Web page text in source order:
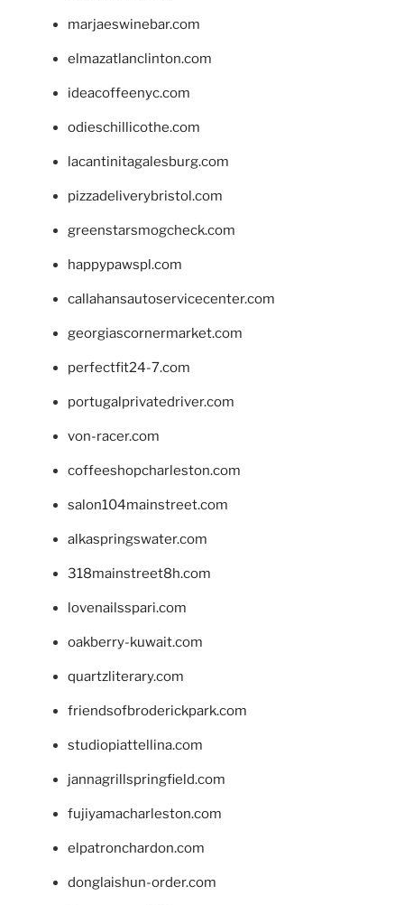
marjaeswinebar.com
elmazatlanclinton.com
ideacoffeenyc.com
odieschillicothe.com
lacantinitagalesburg.com
pizzadeliverybristol.com
greenstarsmogcheck.com
happypawspl.com
callahansautoservicecenter.com
georgiascornermarket.com
perfectfit24-7.com
portugalprivatedriver.com
von-racer.com
coffeeshopcharleston.com
salon104mainstreet.com
alkaspringswater.com
318mainstreet8h.com
lovenailsspari.com
oakberry-kuwait.com
quartzliterary.com
friendsofbroderickpark.com
studiopiattellina.com
jannagrillspringfield.com
fujiyamacharleston.com
elpatronchardon.com
donglaishun-order.com